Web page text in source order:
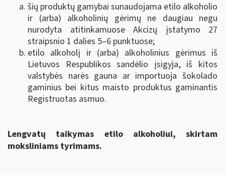
šių produktų gamybai sunaudojama etilo alkoholio
ir (arba) alkoholinių gėrimų ne daugiau negu
nurodyta atitinkamuose Akcizų įstatymo 27
straipsnio 1 dalies 5–6 punktuose;
etilo alkoholį ir (arba) alkoholinius gėrimus iš
Lietuvos Respublikos sandėlio įsigyja, iš kitos
valstybės narės gauna ar importuoja šokolado
gaminius bei kitus maisto produktus gaminantis
Registruotas asmuo.
Lengvatų taikymas etilo alkoholiui, skirtam
moksliniams tyrimams.